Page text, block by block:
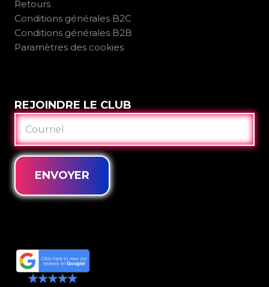
Retours
Conditions générales B2C
Conditions générales B2B
Paramètres des cookies
REJOINDRE LE CLUB
COURRIEL
ENVOYER